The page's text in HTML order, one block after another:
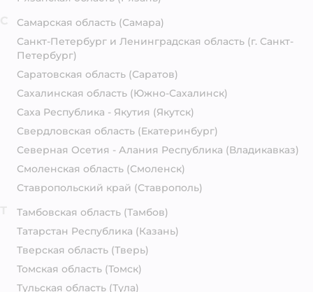
Самарская область (Самара)
Санкт-Петербург и Ленинградская область (г. Санкт-
Петербург)
Саратовская область (Саратов)
Сахалинская область (Южно-Сахалинск)
Саха Республика - Якутия (Якутск)
Свердловская область (Екатеринбург)
Северная Осетия - Алания Республика (Владикавказ)
Смоленская область (Смоленск)
Ставропольский край (Ставрополь)
Тамбовская область (Тамбов)
Татарстан Республика (Казань)
Тверская область (Тверь)
Томская область (Томск)
Тульская область (Тула)